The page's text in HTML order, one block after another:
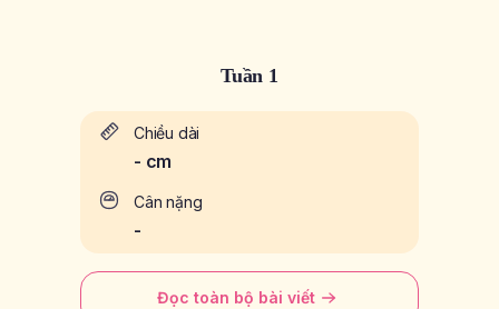
Tuần 1
Chiều dài
- cm
Cân nặng
-
Đọc toàn bộ bài viết